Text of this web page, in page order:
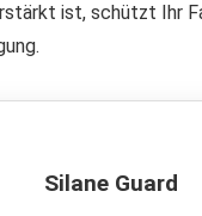
ist, schützt Ihr
Silane Guard